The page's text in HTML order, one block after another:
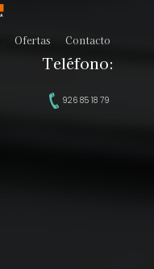
Ofertas Contacto
Teléfono:
926 85 18 79